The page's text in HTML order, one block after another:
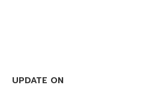
UPDATE ON